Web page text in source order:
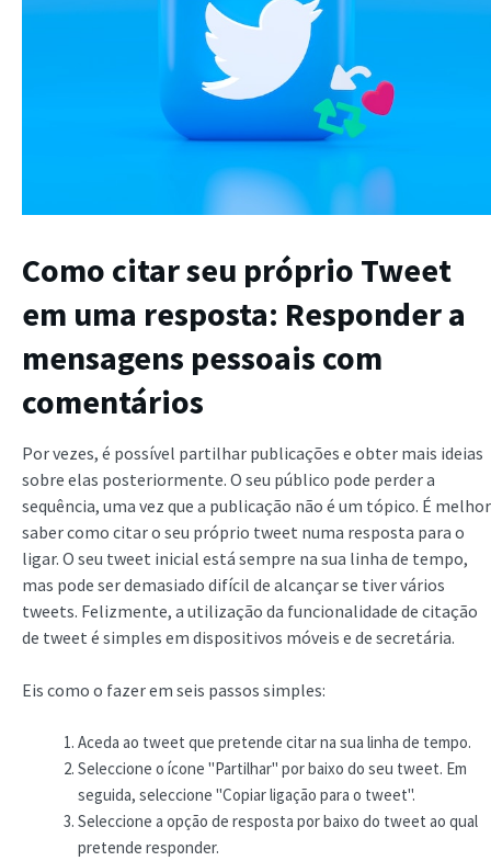
Como citar seu próprio Tweet
em uma resposta: Responder a
mensagens pessoais com
comentários
Por vezes, é possível partilhar publicações e obter mais ideias
sobre elas posteriormente. O seu público pode perder a
sequência, uma vez que a publicação não é um tópico. É melhor
sabercomo citar o seu próprio tweet numa resposta para o
ligar. O seu tweet inicial está sempre na sua linha de tempo,
mas pode ser demasiado difícil de alcançar se tiver vários
tweets. Felizmente, a utilização da funcionalidade de citação
de tweet é simples em dispositivos móveis e de secretária.
Eis como o fazer em seis passos simples:
Aceda ao tweet que pretende citar na sua linha de tempo.
Seleccione o ícone "Partilhar" por baixo do seu tweet. Em
seguida, seleccione "Copiar ligação para o tweet".
Seleccione a opção de resposta por baixo do tweet ao qual
pretende responder.